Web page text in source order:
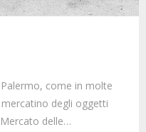
come in molte
degli oggetti
delle…